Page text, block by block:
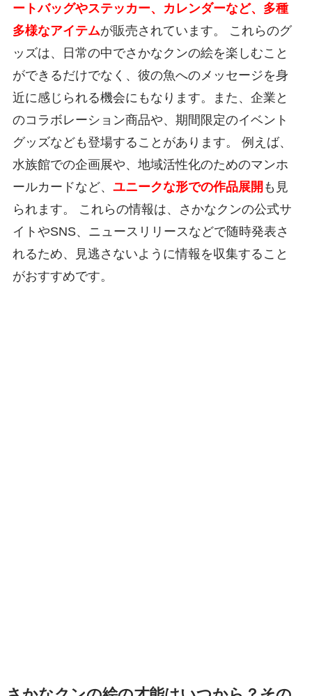
ートバッグやステッカー、カレンダーなど、多種
多様なアイテムが販売されています。 これらのグ
ッズは、日常の中でさかなクンの絵を楽しむこと
ができるだけでなく、彼の魚へのメッセージを身
近に感じられる機会にもなります。また、企業と
のコラボレーション商品や、期間限定のイベント
グッズなども登場することがあります。 例えば、
水族館での企画展や、地域活性化のためのマンホ
ールカードなど、 ユニークな形での作品展開 も見
られます。 これらの情報は、さかなクンの公式サ
イトやSNS、ニュースリリースなどで随時発表さ
れるため、見逃さないように情報を収集すること
がおすすめです。